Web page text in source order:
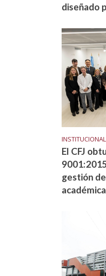
diseñado
El CFJ
gestión